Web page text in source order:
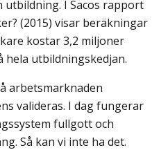
I Sacos rapport
(2015) visar beräkningar
kostar 3,2 miljoner
utbildningskedjan.
arbetsmarknaden
valideras. I dag fungerar
fullgott och
Så kan vi inte ha det.